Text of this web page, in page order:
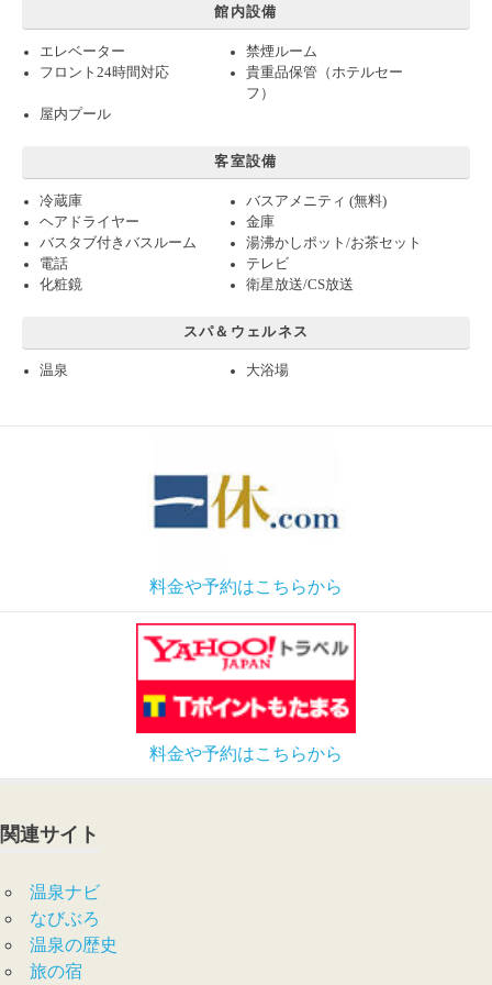
館内設備
エレベーター
禁煙ルーム
フロント24時間対応
貴重品保管（ホテルセー
フ）
屋内プール
客室設備
冷蔵庫
バスアメニティ (無料)
ヘアドライヤー
金庫
バスタブ付きバスルーム
湯沸かしポット/お茶セット
電話
テレビ
化粧鏡
衛星放送/CS放送
スパ＆ウェルネス
温泉 大浴場
料金や予約はこちらから
料金や予約はこちらから
関連サイト
温泉ナビ
なびぶろ
温泉の歴史
旅の宿